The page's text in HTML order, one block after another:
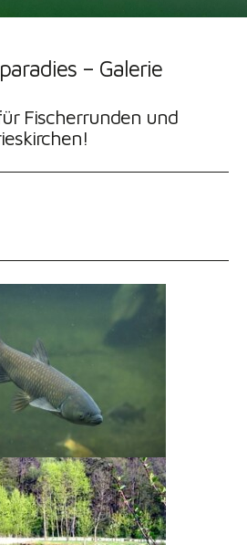
– Galerie
Fischerrunden und